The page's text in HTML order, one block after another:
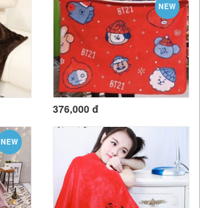
NEW
376,000 đ
NEW